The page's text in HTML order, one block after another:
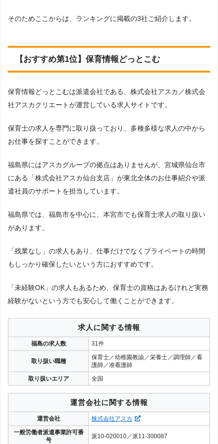
2023年1月調査
そのためここからは、ランキングに掲載の3社ご紹介します。
【おすすめ第1位】保育情報どっとこむ
保育情報どっとこむは派遣会社である、株式会社アスカ／株式会
社アスカクリエートが運営している求人サイトです。
保育士の求人を専門に取り扱っており、多種多様な求人の中から
お仕事を探すことができます。
福島県にはアスカグループの拠点はありませんが、宮城県仙台市
にある「株式会社アスカ仙台支店」が東北全体のお仕事紹介や派
遣社員のサポートを担当しています。
福島県では、福島市を中心に、本宮市でも保育士求人の取り扱い
があります。
「残業なし」の求人もあり、仕事だけでなくプライベートの時間
もしっかり確保したいという方におすすめです。
「未経験OK」の求人もあるため、保育士の資格はあるけれど実務
経験がないという方でも安心して働くことができます。
求人に関する情報
福島の求人数 31件
取り扱い職種
保育士／幼稚園教諭／栄養士／調理師／看
護師／准看護師
取り扱いエリア
全国
運営会社に関する情報
運営会社
株式会社アスカ
一般労働者派遣事業許可番
号
派10-020010／派11-300087